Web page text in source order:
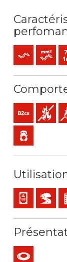
Âme -
B2ca-s1a,d1,a1
Non
Faible émission
Câblage du
BD2,